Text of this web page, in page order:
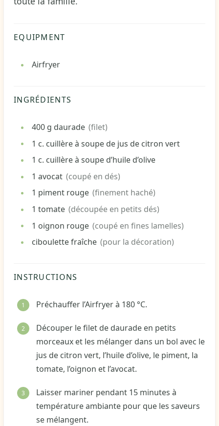
EQUIPMENT
Airfryer
INGRÉDIENTS
400 g daurade (filet)
1 c. cuillère à soupe de jus de citron vert
1 c. cuillère à soupe d’huile d’olive
1 avocat (coupé en dés)
1 piment rouge (finement haché)
1 tomate (découpée en petits dés)
1 oignon rouge (coupé en fines lamelles)
ciboulettefraîche (pour la décoration)
INSTRUCTIONS
Préchauffer l’Airfryer à 180 °C.
Découper le filet de daurade en petits
morceaux et les mélanger dans un bol avec le
jus de citron vert, l’huile d’olive, le piment, la
tomate, l’oignon et l’avocat.
Laisser mariner pendant 15 minutes à
température ambiante pour que les saveurs
se mélangent.